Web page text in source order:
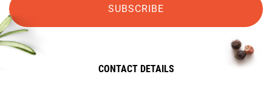
SUBSCRIBE
CONTACT DETAILS